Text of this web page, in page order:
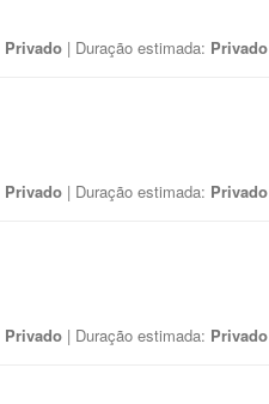
Privado | Duração estimada: Privado
Privado | Duração estimada: Privado
Privado | Duração estimada: Privado